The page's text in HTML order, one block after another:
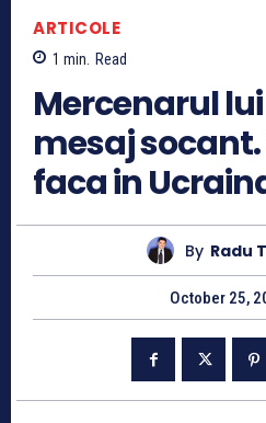
ARTICOLE
1 min. Read
Mercenarul
mesaj socant.
faca in
By Radu
October 25,